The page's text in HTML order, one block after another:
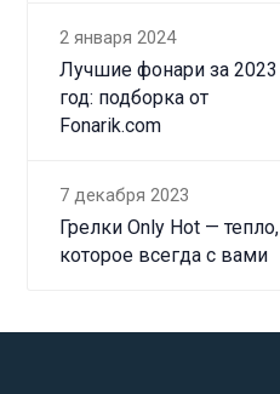
2 января 2024
Лучшие фонари за 2023
год: подборка от
Fonarik.com
7 декабря 2023
Грелки Only Hot — тепло,
которое всегда с вами